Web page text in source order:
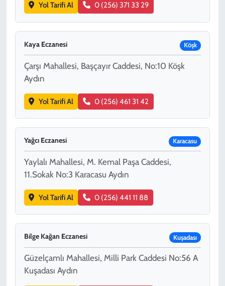
Yol Tarifi Al 0 (256) 371 33 29
Kaya Eczanesi Köşk
Çarşı Mahallesi, Başçayır Caddesi, No:10 Köşk
Aydın
Yol Tarifi Al 0 (256) 461 31 42
Yağcı Eczanesi Karacasu
Yaylalı Mahallesi, M. Kemal Paşa Caddesi,
11.Sokak No:3 Karacasu Aydın
Yol Tarifi Al 0 (256) 441 11 88
Bilge Kağan Eczanesi Kuşadası
Güzelçamlı Mahallesi, Milli Park Caddesi No:56 A
Kuşadası Aydın